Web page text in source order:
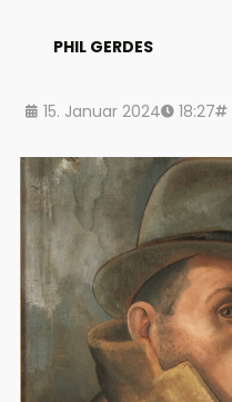
PHIL GERDES
15. Januar 2024 18:27